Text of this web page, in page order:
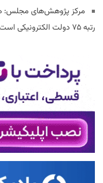
مرکز پژوهش‌های مجلس:
رتبه ۷۵ دولت الکترونیکی است